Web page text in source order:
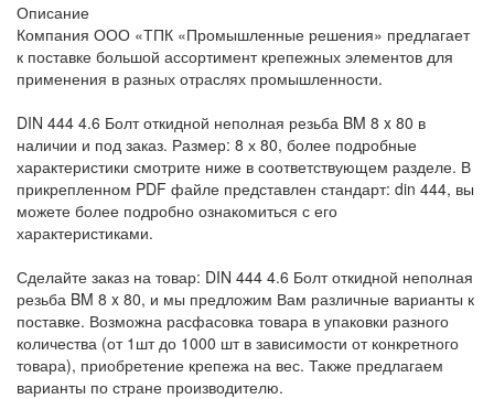
Описание
Компания ООО «ТПК «Промышленные решения» предлагает
к поставке большой ассортимент крепежных элементов для
применения в разных отраслях промышленности.
DIN 444 4.6 Болт откидной неполная резьба BM 8 x 80 в
наличии и под заказ. Размер: 8 х 80, более подробные
характеристики смотрите ниже в соответствующем разделе. В
прикрепленном PDF файле представлен стандарт: din 444, вы
можете более подробно ознакомиться с его
характеристиками.
Сделайте заказ на товар: DIN 444 4.6 Болт откидной неполная
резьба BM 8 x 80, и мы предложим Вам различные варианты к
поставке. Возможна расфасовка товара в упаковки разного
количества (от 1шт до 1000 шт в зависимости от конкретного
товара), приобретение крепежа на вес. Также предлагаем
варианты по стране производителю.